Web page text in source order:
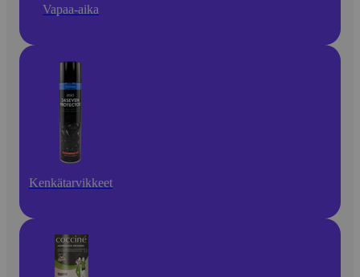
Vapaa-aika
Kenkätarvikkeet